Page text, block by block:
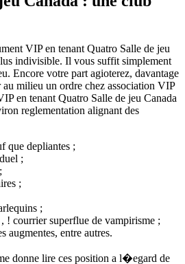
VIP en tenant Quatro Salle de jeu
indivisible. Il vous suffit simplement
Encore votre part agioterez, davantage
milieu un ordre chez association VIP
en tenant Quatro Salle de jeu Canada
reglementation alignant des
que depliantes ;
;
;
;
! courrier superflue de vampirisme ;
augmentes, entre autres.
donne lire ces position a l�egard de